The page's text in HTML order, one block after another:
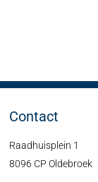
Contact
Raadhuisplein 1
8096 CP Oldebroek